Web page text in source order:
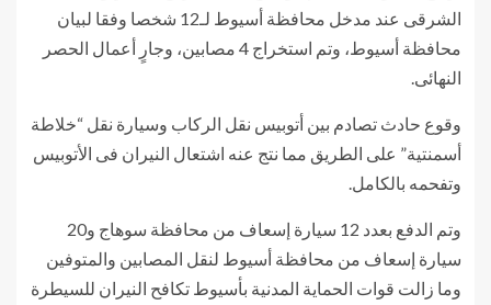
الشرقى عند مدخل محافظة أسيوط لـ12 شخصا وفقا لبيان
محافظة أسيوط، وتم استخراج 4 مصابين، وجارٍ أعمال الحصر
النهائى.
وقوع حادث تصادم بين أتوبيس نقل الركاب وسيارة نقل “خلاطة
أسمنتية” على الطريق مما نتج عنه اشتعال النيران فى الأتوبيس
وتفحمه بالكامل.
وتم الدفع بعدد 12 سيارة إسعاف من محافظة سوهاج و20
سيارة إسعاف من محافظة أسيوط لنقل المصابين والمتوفين
وما زالت قوات الحماية المدنية بأسيوط تكافح النيران للسيطرة